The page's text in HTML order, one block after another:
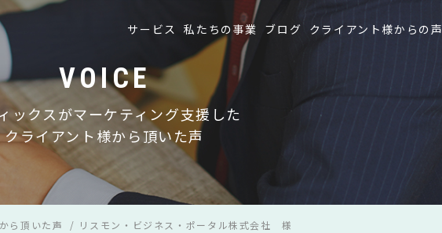
サービス 私たちの事業 ブログ クライアント様からの声
VOICE
ックスがマーケティング支援した
クライアント様から頂いた声
ら頂いた声 リスモン・ビジネス・ポータル株式会社 様